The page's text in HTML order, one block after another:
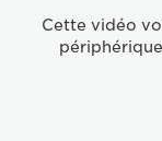
Cette vidéo